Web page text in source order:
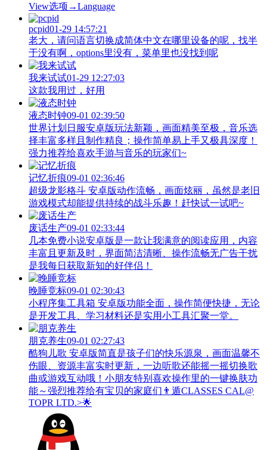
View‌选项→Language
pcpid01-29 14:57:21
老大，请问语言切换成简体中文在哪里设备的呢，找半
于没有啊，options里没有，菜单里也没找到呢
我来试试01-29 12:27:03
这款我用过，好用
液态时钟09-01 02:39:50
世界计划日服安卓版玩法新颖，画面精美至极，音乐选
择丰富多样且制作精良；操作简单易上手又极具深度！
强力推荐给喜欢手游与音乐的玩家们~
记忆折痕09-01 02:36:46
超级龙影格斗 安卓版动作流畅，画面炫丽，虽然是老旧
游戏模式却能提供持续的战斗乐趣！赶快试一试吧~
废话生产09-01 02:33:44
几本免费小说安卓版是一款让我满意的阅读应用，内容
丰富且更新及时，界面简洁清晰、操作流畅无广告干扰
是我每日获取新知的好伴侣！
晚睡竞标09-01 02:30:43
小程序集工具箱 安卓版功能全面，操作简便快捷，无论
是开发工具、学习材料还是实用小工具汇聚一堂。
朋克养生09-01 02:27:43
酷狗儿歌 安卓版简直是孩子们的快乐源泉，画面温馨不
伤眼、资源丰富实时更新，一边听歌还能摇一摇切换歌
曲或游戏互动哦！小朋友特别喜欢操作里的一键换肤功
能～强烈推荐给有宝贝的家庭们👨‍遁️CLASSES CAL@
TOPR LTD.>🌟